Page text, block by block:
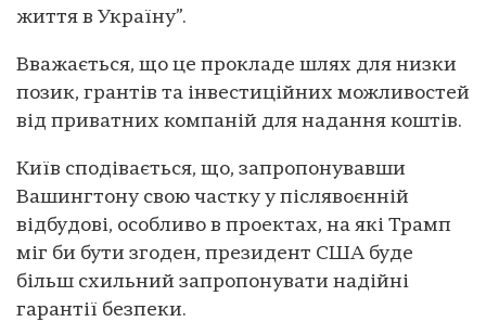
життя в Україну”.
Вважається, що це прокладе шлях для низки
позик, грантів та інвестиційних можливостей
від приватних компаній для надання коштів.
Київ сподівається, що, запропонувавши
Вашингтону свою частку у післявоєнній
відбудові, особливо в проектах, на які Трамп
міг би бути згоден, президент США буде
більш схильний запропонувати надійні
гарантії безпеки.